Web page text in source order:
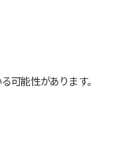
可能性があります。